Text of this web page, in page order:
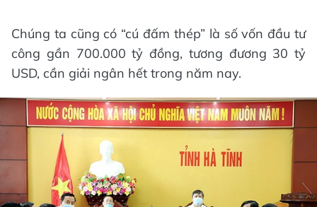
Chúng ta cũng có “cú đấm thép” là số vốn đầu tư
công gần 700.000 tỷ đồng, tương đương 30 tỷ
USD, cần giải ngân hết trong năm nay.